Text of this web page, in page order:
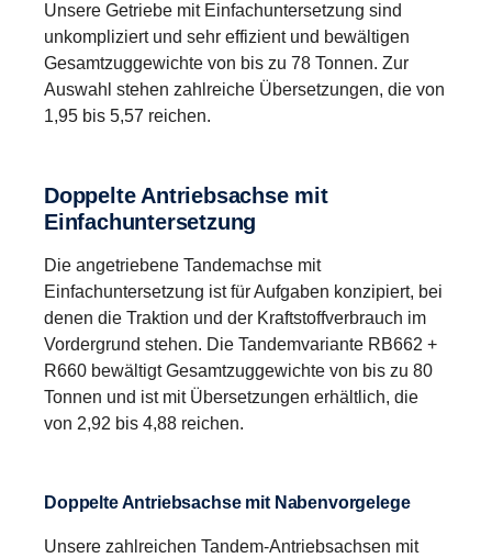
Fahreigen­schaften
einschließlich Super-Kriechgang (Crawler) und
Overdrive, die dem Scania Philosophie der
niedrigen Drehzahlen entsprechen.
Rückwärtsfahren
Anstelle eines Rückwärtsgangs wird ein
Planetengetriebe zum Rückwärtsfahren eingesetzt.
Diese Lösung ermöglicht acht Gänge für das
Kipperfahrzeuge über längere Strecken
Unsere Getriebe mit Einfachuntersetzung sind
unkompliziert und sehr effizient und bewältigen
Gesamtzuggewichte von bis zu 78 Tonnen. Zur
Auswahl stehen zahlreiche Übersetzungen, die von
1,95 bis 5,57 reichen.
Doppelte Antrieb­sachse mit
Einfachunter­set­zung
Die angetriebene Tandemachse mit
Einfachuntersetzung ist für Aufgaben konzipiert, bei
denen die Traktion und der Kraftstoffverbrauch im
Vordergrund stehen. Die Tandemvariante RB662 +
R660 bewältigt Gesamtzuggewichte von bis zu 80
Tonnen und ist mit Übersetzungen erhältlich, die
von 2,92 bis 4,88 reichen.
Doppelte Antriebsachse mit Nabenvorgelege
Unsere zahlreichen Tandem-Antriebsachsen mit